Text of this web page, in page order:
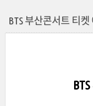
BTS 부산콘서트 티